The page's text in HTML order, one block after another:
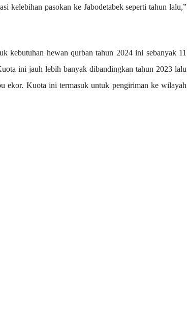
kelebihan pasokan ke Jabodetabek seperti tahun lalu,”
kebutuhan hewan qurban tahun 2024 ini sebanyak 11
ini jauh lebih banyak dibandingkan tahun 2023 lalu
ekor. Kuota ini termasuk untuk pengiriman ke wilayah